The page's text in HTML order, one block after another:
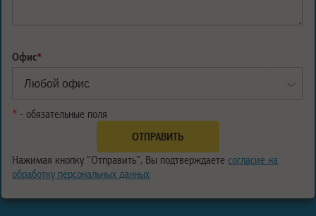
Офис*
* - обязательные поля
Нажимая кнопку "Отправить", Вы подтверждаете согласие на
обработку персональных данных